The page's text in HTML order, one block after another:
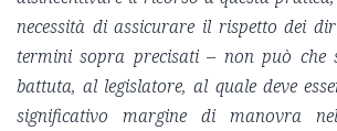
necessità di assicurare il rispetto dei
termini sopra precisati – non può che
battuta, al legislatore, al quale deve
significativo margine di manovra